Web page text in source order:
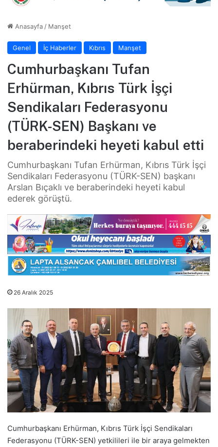
Anasayfa / Manşet
Genel İç Haberler Kıbrıs Manşet
Cumhurbaşkanı Tufan
Erhürman, Kıbrıs Türk İşçi
Sendikaları Federasyonu
(TÜRK-SEN) Başkanı ve
beraberindeki heyeti kabul etti
Cumhurbaşkanı Tufan Erhürman, Kıbrıs Türk İşçi
Sendikaları Federasyonu (TÜRK-SEN) başkanı
Arslan Bıçaklı ve beraberindeki heyeti kabul
ederek görüştü.
26 Aralık 2025
Cumhurbaşkanı Erhürman, Kıbrıs Türk İşçi Sendikaları
Federasyonu (TÜRK-SEN) yetkilileri ile bir araya gelmekten